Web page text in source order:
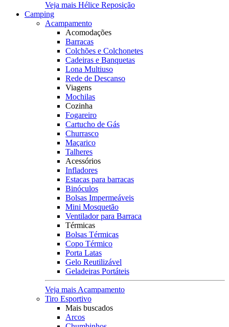
Veja mais Hélice Reposição
Camping
Acampamento
Acomodações
Barracas
Colchões e Colchonetes
Cadeiras e Banquetas
Lona Multiuso
Rede de Descanso
Viagens
Mochilas
Cozinha
Fogareiro
Cartucho de Gás
Churrasco
Maçarico
Talheres
Acessórios
Infladores
Estacas para barracas
Binóculos
Bolsas Impermeáveis
Mini Mosquetão
Ventilador para Barraca
Térmicas
Bolsas Térmicas
Copo Térmico
Porta Latas
Gelo Reutilizável
Geladeiras Portáteis
Veja mais Acampamento
Tiro Esportivo
Mais buscados
Arcos